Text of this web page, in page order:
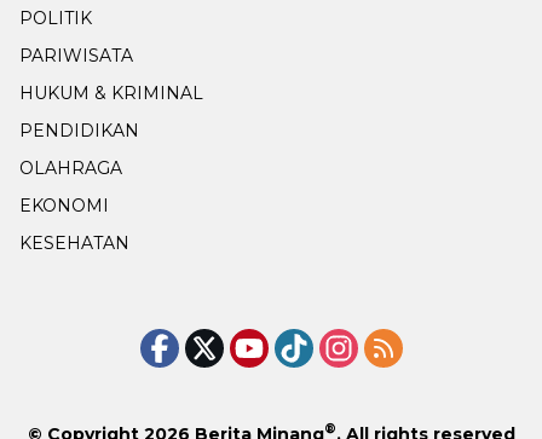
POLITIK
PARIWISATA
HUKUM & KRIMINAL
PENDIDIKAN
OLAHRAGA
EKONOMI
KESEHATAN
© Copyright 2026 Berita Minang®. All rights reserved